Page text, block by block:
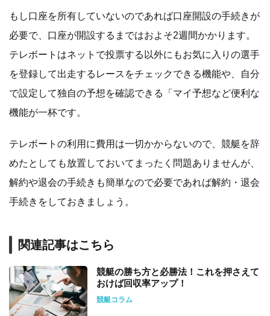
もし口座を所有していないのであれば口座開設の手続きが
必要で、口座が開設するまではおよそ2週間かかります。
テレボートはネットで投票する以外にもお気に入りの選手
を登録して出走するレースをチェックできる機能や、自分
で設定して独自の予想を確認できる「マイ予想など便利な
機能が一杯です。
テレボートの利用に費用は一切かからないので、競艇を辞
めたとしても放置しておいてまったく問題ありませんが、
解約や退会の手続きも簡単なので必要であれば解約・退会
手続きをしておきましょう。
関連記事はこちら
競艇の勝ち方と必勝法！これを押さえて
おけば回収率アップ！
競艇コラム